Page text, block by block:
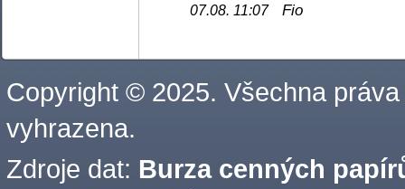
07.08. 11:07Fio
Copyright © 2025. Všechna práva
vyhrazena.
Zdroje dat: Burza cenných